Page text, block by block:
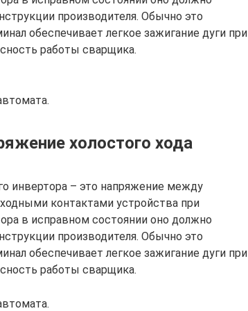
производителя. Обычно это
обеспечивает легкое зажигание дуги при
работы сварщика.
холостого хода
инвертора – это напряжение между
контактами устройства при
в исправном состоянии оно должно
производителя. Обычно это
обеспечивает легкое зажигание дуги при
работы сварщика.